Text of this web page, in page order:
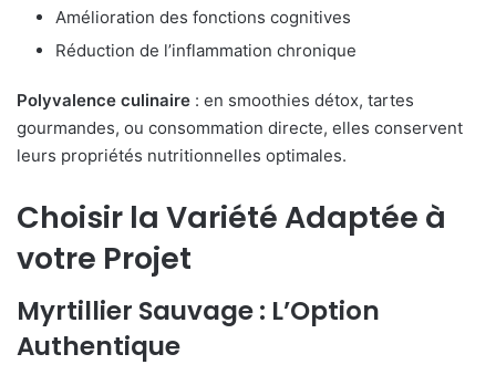
Amélioration des fonctions cognitives
Réduction de l’inflammation chronique
Polyvalence culinaire : en smoothies détox, tartes
gourmandes, ou consommation directe, elles conservent
leurs propriétés nutritionnelles optimales.
Choisir la Variété Adaptée à
votre Projet
Myrtillier Sauvage : L’Option
Authentique